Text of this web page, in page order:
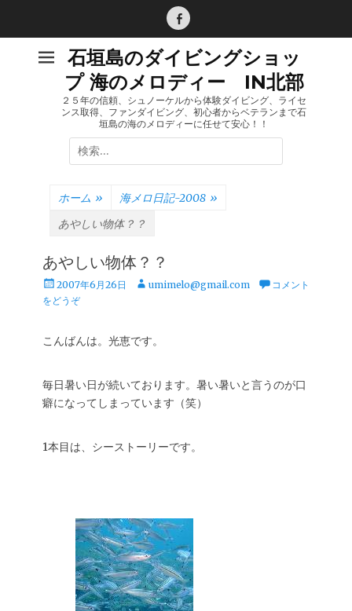
Facebook
石垣島のダイビングショッ
プ 海のメロディー IN北部
２５年の信頼、シュノーケルから体験ダイビング、ライセ
ンス取得、ファンダイビング、初心者からベテランまで石
垣島の海のメロディーに任せて安心！！
検
索:
ホーム » 海メロ日記-2008 »
あやしい物体？？
あやしい物体？？
投
稿
2007年6月26日
投 umimelo@gmail.com
コメント
をどうぞ
こんばんは。光恵です。
毎日暑い日が続いております。暑い暑いと言うのが口
癖になってしまっています（笑）
1本目は、シーストーリーです。